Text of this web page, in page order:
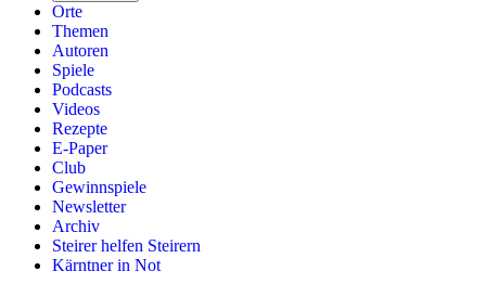
Orte
Themen
Autoren
Spiele
Podcasts
Videos
Rezepte
E-Paper
Club
Gewinnspiele
Newsletter
Archiv
Steirer helfen Steirern
Kärntner in Not